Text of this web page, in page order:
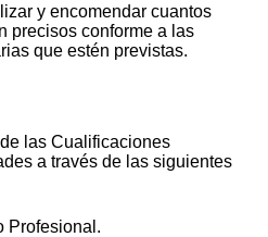
y encomendar cuantos
precisos conforme a las
que estén previstas.
las Cualificaciones
a través de las siguientes
Profesional.